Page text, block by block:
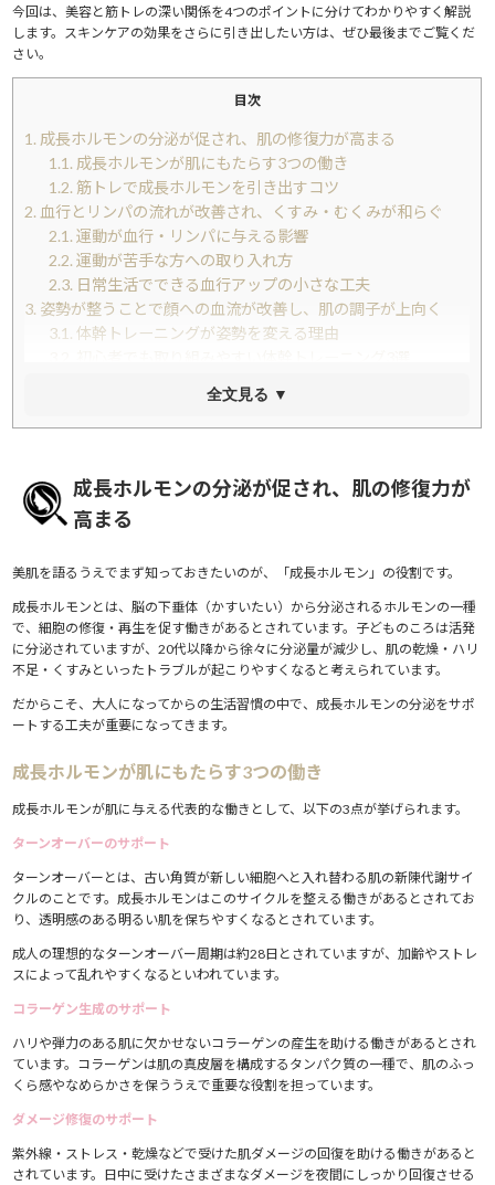
今回は、美容と筋トレの深い関係を4つのポイントに分けてわかりやすく解説
します。スキンケアの効果をさらに引き出したい方は、ぜひ最後までご覧くだ
さい。
目次
1. 成長ホルモンの分泌が促され、肌の修復力が高まる
1.1. 成長ホルモンが肌にもたらす3つの働き
1.2. 筋トレで成長ホルモンを引き出すコツ
2. 血行とリンパの流れが改善され、くすみ・むくみが和らぐ
2.1. 運動が血行・リンパに与える影響
2.2. 運動が苦手な方への取り入れ方
2.3. 日常生活でできる血行アップの小さな工夫
3. 姿勢が整うことで顔への血流が改善し、肌の調子が上向く
3.1. 体幹トレーニングが姿勢を変える理由
睡眠の質が上がることで、夜間の肌修復力が高まる
4.1.現代人の睡眠を妨げる要因とは
4.3. 睡眠の質をさらに高める生活習慣
5.まとめ
6.もっと美容情報をチェック
全文見る ▼
成長ホルモンの分泌が促され、肌の修復力が
高まる
美肌を語るうえでまず知っておきたいのが、「成長ホルモン」の役割です。
成長ホルモンとは、脳の下垂体（かすいたい）から分泌されるホルモンの一種
で、細胞の修復・再生を促す働きがあるとされています。子どものころは活発
に分泌されていますが、20代以降から徐々に分泌量が減少し、肌の乾燥・ハリ
不足・くすみといったトラブルが起こりやすくなると考えられています。
だからこそ、大人になってからの生活習慣の中で、成長ホルモンの分泌をサポ
ートする工夫が重要になってきます。
成長ホルモンが肌にもたらす3つの働き
成長ホルモンが肌に与える代表的な働きとして、以下の3点が挙げられます。
ターンオーバーのサポート
ターンオーバーとは、古い角質が新しい細胞へと入れ替わる肌の新陳代謝サイ
クルのことです。成長ホルモンはこのサイクルを整える働きがあるとされてお
り、透明感のある明るい肌を保ちやすくなるとされています。
成人の理想的なターンオーバー周期は約28日とされていますが、加齢やストレ
スによって乱れやすくなるといわれています。
コラーゲン生成のサポート
ハリや弾力のある肌に欠かせないコラーゲンの産生を助ける働きがあるとされ
ています。コラーゲンは肌の真皮層を構成するタンパク質の一種で、肌のふっ
くら感やなめらかさを保ううえで重要な役割を担っています。
ダメージ修復のサポート
紫外線・ストレス・乾燥などで受けた肌ダメージの回復を助ける働きがあると
されています。日中に受けたさまざまなダメージを夜間にしっかり回復させる